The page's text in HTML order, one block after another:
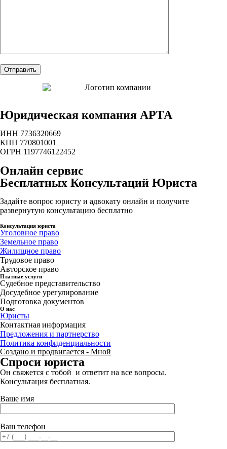
Юридическая компания АРТА
ИНН 7736320669
КПП 770801001
ОГРН 1197746122452
Онлайн сервис
Бесплатных Консультаций Юриста
Задайте вопрос юристу и адвокату онлайн и получите
развернутую консультацию бесплатно
Консультация юриста
Уголовное право
Земельное право
Жилищное право
Трудовое право
Авторское право
Платные услуги
Судебное представительство
Досудебное урегулирование
Подготовка документов
О нас
Юристы
Контактная информация
Предложения и партнерство
Политика конфиденциальности
Создано и продвигается - Мной
Спроси юриста
Он свяжется с тобой и ответит на все вопросы.
Консультация бесплатная.
Ваше имя
Ваш телефон